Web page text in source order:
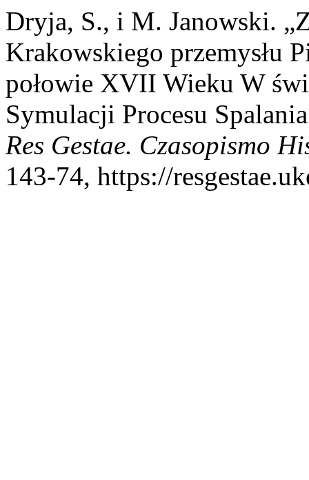
Dryja, S., i M. Janowski.
Krakowskiego przemysłu
połowie XVII Wieku W
Symulacji Procesu
Res Gestae. Czasopismo
143-74, https://